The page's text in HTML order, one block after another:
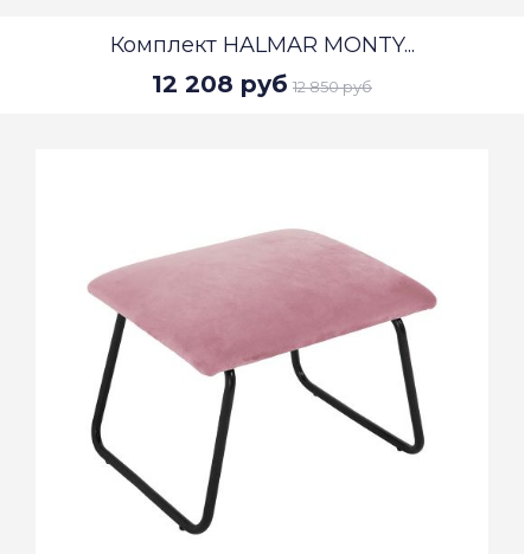
Комплект HALMAR MONTY...
12 208 руб 12 850 руб